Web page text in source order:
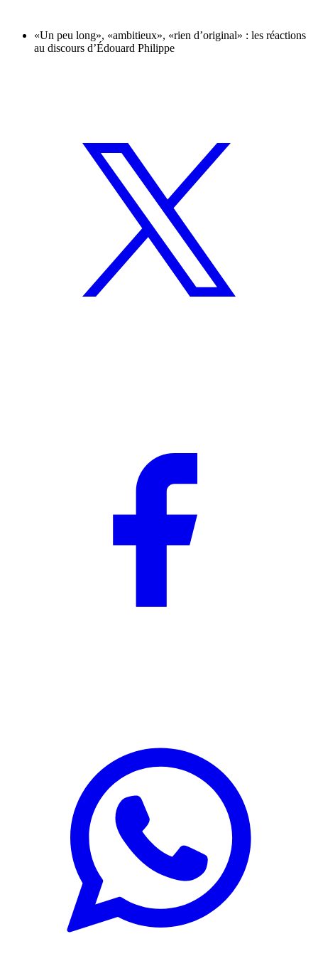
«Un peu long», «ambitieux», «rien d’original» : les réactions
au discours d’Édouard Philippe